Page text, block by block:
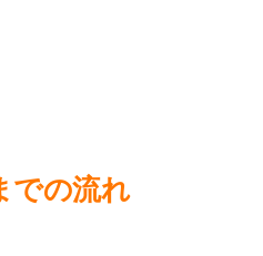
での流れ